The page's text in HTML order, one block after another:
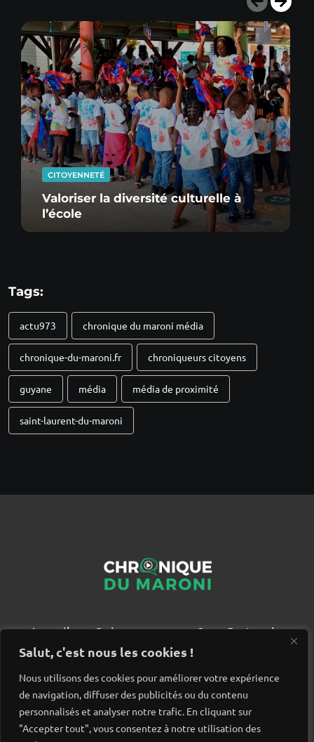
Salut, c'est nous les cookies !
Nous utilisons des cookies pour améliorer votre expérience
de navigation, diffuser des publicités ou du contenu
personnalisés et analyser notre trafic. En cliquant sur
"Accepter tout", vous consentez à notre utilisation des
CITOYENNETÉ
Valoriser la diversité culturelle à
l’école
Tags:
actu973 chronique du maroni média
chronique-du-maroni.fr chroniqueurs citoyens
guyane média média de proximité
saint-laurent-du-maroni
Accueil Qui sommes nous ?
Partenaires
Contact